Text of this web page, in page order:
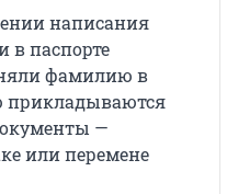
написания
паспорте
фамилию в
прикладываются
—
или перемене